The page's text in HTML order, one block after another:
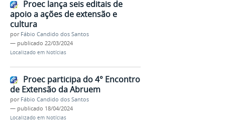
Proec lança seis editais de
apoio a ações de extensão e
cultura
por Fábio Candido dos Santos
— publicado 22/03/2024
Localizado em Notícias
Proec participa do 4° Encontro
de Extensão da Abruem
por Fábio Candido dos Santos
— publicado 18/04/2024
Localizado em Notícias